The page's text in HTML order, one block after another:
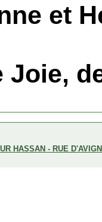
et
Joie,
HASSAN - RUE